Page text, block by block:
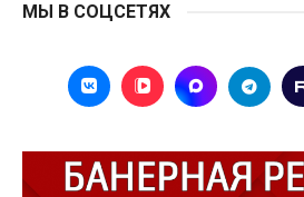
МЫ В СОЦСЕТЯХ